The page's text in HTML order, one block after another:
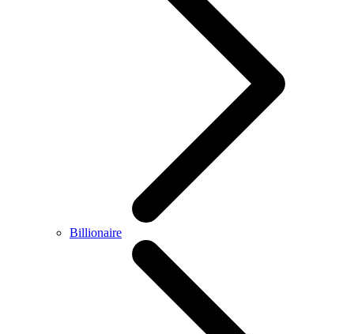
Billionaire